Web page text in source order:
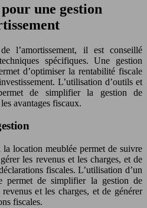
une gestion
l’amortissement, il est conseillé
spécifiques. Une gestion
d’optimiser la rentabilité fiscale
L’utilisation d’outils et
de simplifier la gestion de
avantages fiscaux.
location meublée permet de suivre
les revenus et les charges, et de
fiscales. L’utilisation d’un
permet de simplifier la gestion de
et les charges, et de générer
fiscales.